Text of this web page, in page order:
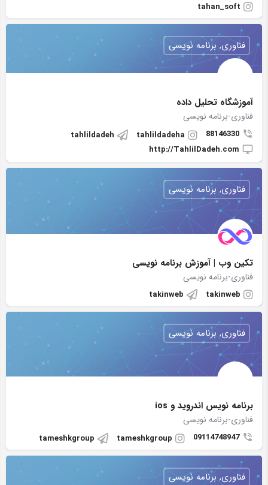
tahan_soft
آموزشگاه تحلیل داده
فناوری-برنامه نویسی
88146330
tahlildadeha
tahlildadeh
http://TahlilDadeh.com
فناوری, برنامه نویسی
تکین وب | آموزش برنامه نویسی
فناوری-برنامه نویسی
takinweb
takinweb
فناوری, برنامه نویسی
برنامه نویس اندروید و ios
فناوری-برنامه نویسی
09114748947
tameshkgroup
tameshkgroup
فناوری, برنامه نویسی
فناوری, برنامه نویسی